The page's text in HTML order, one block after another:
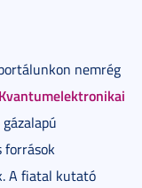
nemrég
források
A fiatal kutató